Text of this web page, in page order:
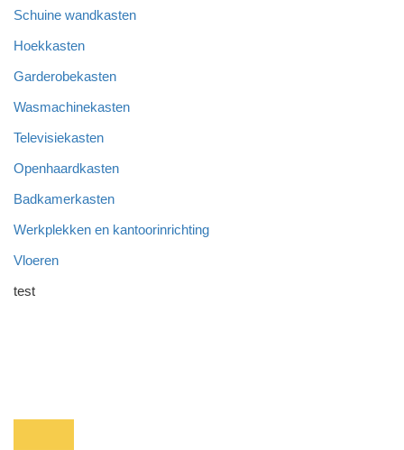
Schuine wandkasten
Hoekkasten
Garderobekasten
Wasmachinekasten
Televisiekasten
Openhaardkasten
Badkamerkasten
Werkplekken en kantoorinrichting
Vloeren
test